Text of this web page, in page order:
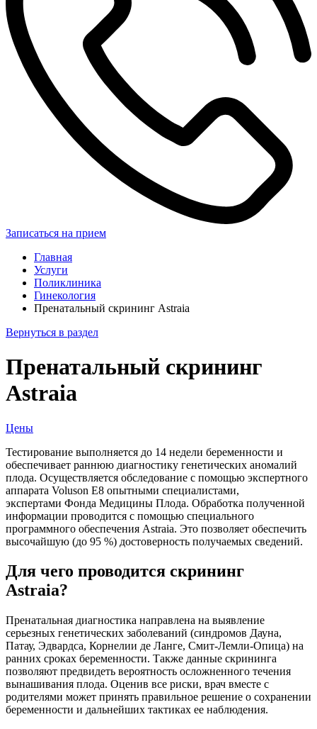
Записаться на прием
Главная
Услуги
Поликлиника
Гинекология
Пренатальный скрининг Astraia
Вернуться в раздел
Пренатальный скрининг
Astraia
Цены
Тестирование выполняется до 14 недели беременности и
обеспечивает раннюю диагностику генетических аномалий
плода. Осуществляется обследование с помощью экспертного
аппарата Voluson E8 опытными специалистами,
экспертами Фонда Медицины Плода. Обработка полученной
информации проводится с помощью специального
программного обеспечения Astraiа. Это позволяет обеспечить
высочайшую (до 95 %) достоверность получаемых сведений.
Для чего проводится скрининг
Astraia?
Пренатальная диагностика направлена на выявление
серьезных генетических заболеваний (синдромов Дауна,
Патау, Эдвардса, Корнелии де Ланге, Смит-Лемли-Опица) на
ранних сроках беременности. Также данные скрининга
позволяют предвидеть вероятность осложненного течения
вынашивания плода. Оценив все риски, врач вместе с
родителями может принять правильное решение о сохранении
беременности и дальнейших тактиках ее наблюдения.